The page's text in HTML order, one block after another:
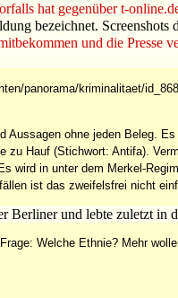
hat gegenüber t-
bezeichnet.
und die Presse
panorama/kriminalitaet/
Aussagen ohne jeden Beleg.
zu Hauf (Stichwort: Antifa).
wird in unter dem Merkel-
ist das zweifelsfrei nicht
Berliner und lebte zuletzt in
Welche Ethnie? Mehr